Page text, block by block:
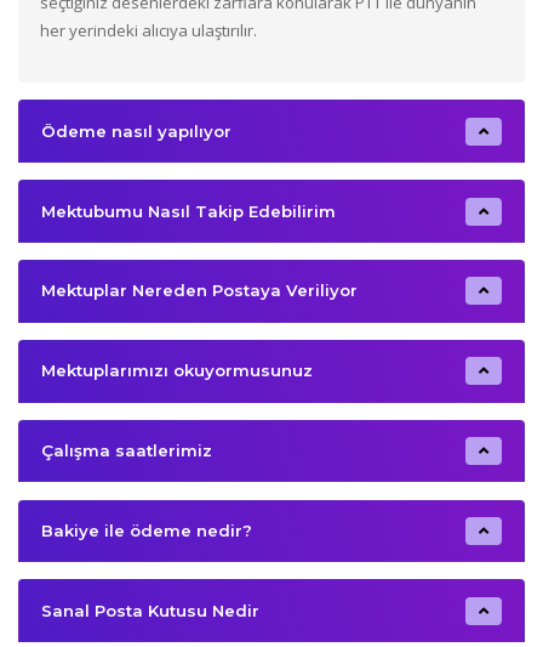
her yerindeki alıcıya ulaştırılır.
Ödeme nasıl yapılıyor
Mektubumu Nasıl Takip Edebilirim
Mektuplar Nereden Postaya Veriliyor
Mektuplarımızı okuyormusunuz
Çalışma saatlerimiz
Bakiye ile ödeme nedir?
Sanal Posta Kutusu Nedir